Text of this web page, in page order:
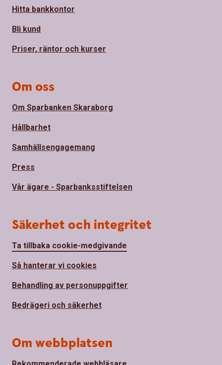
Hitta bankkontor
Bli kund
Priser, räntor och kurser
Om oss
Om Sparbanken Skaraborg
Hållbarhet
Samhällsengagemang
Press
Vår ägare - Sparbanksstiftelsen
Säkerhet och integritet
Ta tillbaka cookie-medgivande
Så hanterar vi cookies
Behandling av personuppgifter
Bedrägeri och säkerhet
Om webbplatsen